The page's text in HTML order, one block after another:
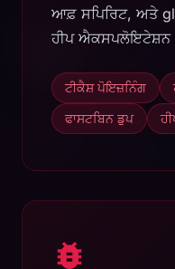
ਆਫ਼ ਸਪਿਰਿਟ, ਅਤੇ
ਹੀਪ ਐਕਸਪਲੋਇਟੇਸ਼ਨ
ਟੀਕੈਸ਼ ਪੋਇਜ਼ਨਿੰਗ
ਫਾਸਟਬਿਨ ਡੁਪ